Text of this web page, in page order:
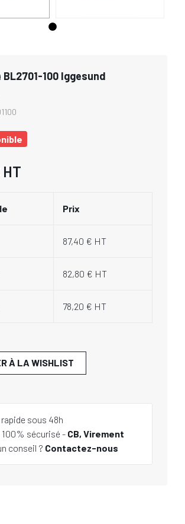
BL2701-100 Iggesund
HT
Prix
87,40 € HT
82,80 € HT
78,20 € HT
À LA WISHLIST
sous 48h
sécurisé - CB, Virement
conseil ? Contactez-nous